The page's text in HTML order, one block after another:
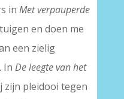
in Met verpauperde
en doen me
een zielig
In De leegte van het
pleidooi tegen